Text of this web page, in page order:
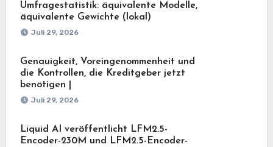
Umfragestatistik: äquivalente Modelle,
äquivalente Gewichte (lokal)
Juli 29, 2026
Genauigkeit, Voreingenommenheit und
die Kontrollen, die Kreditgeber jetzt
benötigen |
Juli 29, 2026
Liquid AI veröffentlicht LFM2.5-
Encoder-230M und LFM2.5-Encoder-